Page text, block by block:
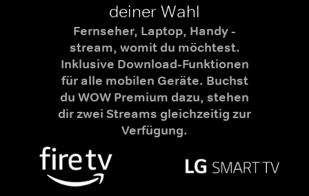
deiner Wahl
Fernseher, Laptop, Handy -
stream, womit du möchtest.
Inklusive Download-Funktionen
für alle mobilen Geräte. Buchst
du WOW Premium dazu, stehen
dir zwei Streams gleichzeitig zur
Verfügung.